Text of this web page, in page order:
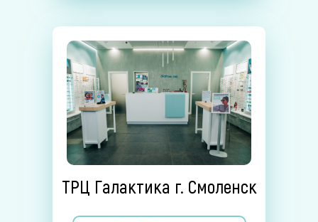
ТРЦ Галактика г. Смоленск